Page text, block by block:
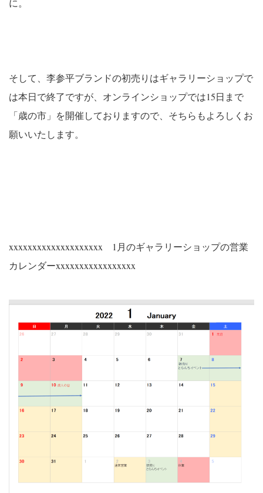
に。
そして、李参平ブランドの初売りはギャラリーショップで
は本日で終了ですが、オンラインショップでは15日まで
「歳の市」を開催しておりますので、そちらもよろしくお
願いいたします。
xxxxxxxxxxxxxxxxxxxx 1月のギャラリーショップの営業
カレンダーxxxxxxxxxxxxxxxxx